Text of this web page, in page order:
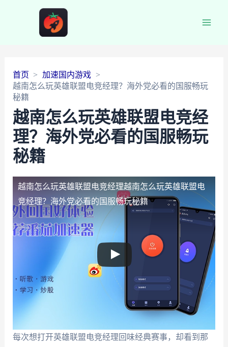
首页
加速国内游戏
越南怎么玩英雄联盟电竞经理？海外党必看的国服畅玩
秘籍
越南怎么玩英雄联盟电竞经
理？海外党必看的国服畅玩
秘籍
越南怎么玩英雄联盟电竞经理越南怎么玩英雄联盟电
竞经理？海外党必看的国服畅玩秘籍
每次想打开英雄联盟电竞经理回味经典赛事，却看到那